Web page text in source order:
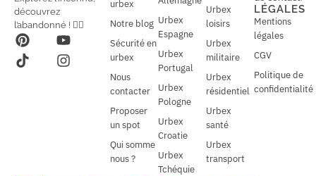
ll
*découvrez
l’abandonné ! 🕵️‍♂️
urbex
Notre blog
Sécurité en
urbex
Nous
contacter
Proposer
un spot
Qui somme
nous ?
Urbex
Espagne
Urbex
Portugal
Urbex
Pologne
Urbex
Croatie
Urbex
Tchéquie
Urbex
loisirs
Urbex
militaire
Urbex
résidentiel
Urbex
santé
Urbex
transport
LÉGALES
Mentions
légales
CGV
Politique de
confidentialité